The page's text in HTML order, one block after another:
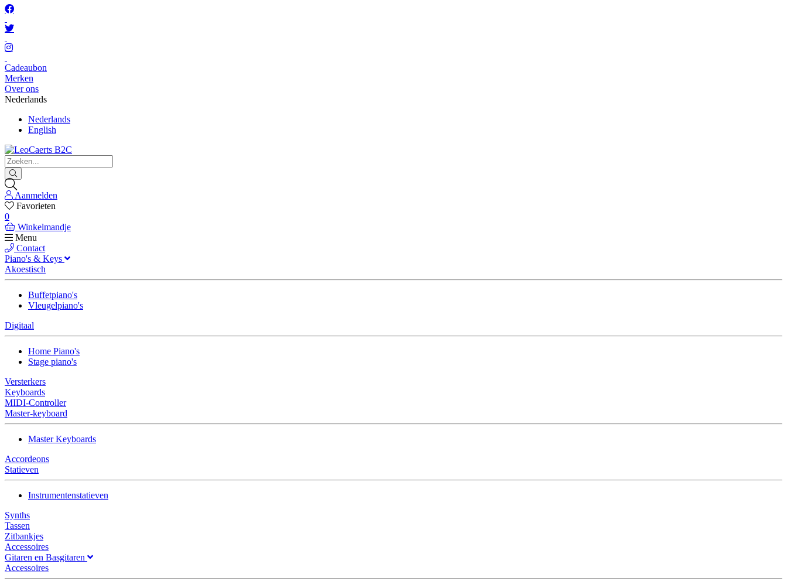
Cadeaubon
Merken
Over ons
Nederlands
Nederlands
English
Aanmelden
Favorieten
0
Winkelmandje
Menu
Contact
Piano's & Keys
Akoestisch
Buffetpiano's
Vleugelpiano's
Digitaal
Home Piano's
Stage piano's
Versterkers
Keyboards
MIDI-Controller
Master-keyboard
Master Keyboards
Accordeons
Statieven
Instrumentenstatieven
Synths
Tassen
Zitbankjes
Accessoires
Gitaren en Basgitaren
Accessoires